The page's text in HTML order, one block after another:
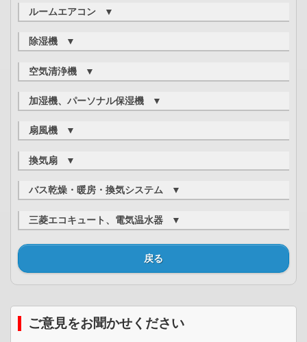
三菱冷蔵庫 別売部品
閉じる
修理をご依頼いただくもの
モーター用カーボンブラシ、バッテリー、ホース※5、電源
コード
※4：機種によっては、回転ブラシ部分のみご購入いただける場合
があります。
※5：持ち手部分と一式であればご購入いただけます。
ご参考： 三菱掃除機 別売部品/純正紙パック
閉じる ▲
修理をご依頼いただくもの
閉じる ▲
ご購入いただけるもの
糸くずフィルター
修理をご依頼いただくもの
※6
※6：ふろ水ホースのみ（取り外せる部分）であればご購入いただ
ご参考：
用できますか？糸くずフィルターがない場合の代替案はないで
しょうか？
閉じる ▲
ルームエアコン ▼
ご購入いただけるもの
リモコン、リモコンホルダー、フィルター、ダストボック
ス、丸洗いパネル／前面パネル、フラップ
修理をご依頼いただくもの
コーナーボックス、無線LANアダプタ、化粧パネル（天井カ
セットタイプ）、室外機用吹出ガイド、ドレンソケット、ワ
イヤードリモコン
※7：取扱説明書にお手入れ方法（取り付け、取り外し方法）の記
載のない機種については、修理をご依頼ください。
ご参考：
三菱ルームエアコン 別売部品
閉じる ▲
除湿機 ▼
ご購入いただけるもの
フィルター、タンク
修理をご依頼いただくもの
※8
※8：機種によっては、タンクと一緒にフロート一式であればご購
ご参考：
閉じる ▲
空気清浄機 ▼
ご購入いただけるもの
フィルター
ご参考：
使用している空気清浄機のフィルター対応表を確認したいので
すが。
加湿機、パーソナル保湿機 ▼
ご購入いただけるもの
フィルター、マグネット式電源コード
ご参考：
使用している加湿器のフィルター対応表を確認したいのです
が。
扇風機 ▼
ご購入いただけるもの
前／後ガード
、スピンナー、ハネ、リモコン
※9：機種によっては、取扱説明書に記載のない組み立て作業が必
要な場合があります。ご自身で組み立てられない場合は修理
をご依頼ください。
換気扇 ▼
ご購入いただけるもの
グリル、フィルター、油受け、ハネ※10
修理をご依頼いただくもの
※10：製品外部からは見えないハネ、レンジフードを除くシロッ
コファンの交換は修理をご依頼ください。
閉じる ▲
バス乾燥・暖房・換気システム ▼
ご購入いただけるもの
フィルター、赤外線リモコン
閉じる ▲
三菱エコキュート、電気温水器 ▼
修理をご依頼いただくもの
壁リモコン、無線LANアダプタ
閉じる ▲
戻る
ご意見をお聞かせください